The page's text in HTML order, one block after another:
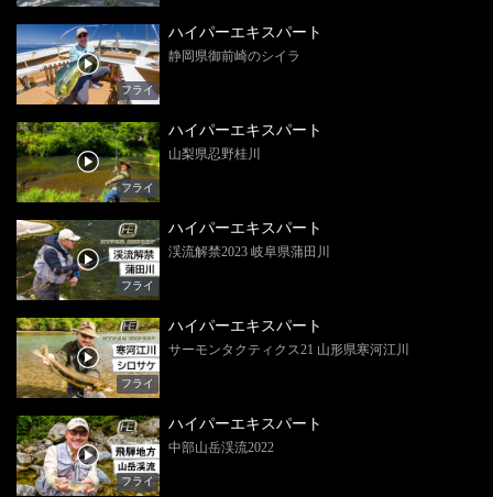
フライ
ハイパーエキスパート
静岡県御前崎のシイラ
フライ
ハイパーエキスパート
山梨県忍野桂川
フライ
ハイパーエキスパート
渓流解禁2023 岐阜県蒲田川
フライ
ハイパーエキスパート
サーモンタクティクス21 山形県寒河江川
フライ
ハイパーエキスパート
中部山岳渓流2022